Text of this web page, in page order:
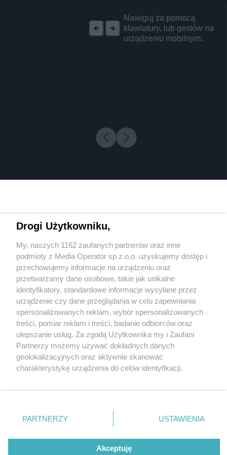
Nawiguj za pomocą
klawiatury, lub gestów na
urządzeniu mobilnym.
1 / 0
Wydawca mediów lokalnych
Nie zapomnij
zapoznać się z:
polityką prywatności
Twojemiasto
Piekary Śląskie
Chorzów
Tarnowskie Góry
Gliwice
Skontakuj sięz nami
Kontakt
Redakcja
Newsletter
Drogi Użytkowniku,
My, naszych 1162 zaufanych partnerów oraz inne
podmioty z Media Operator sp z.o.o. uzyskujemy dostęp i
przechowujemy informacje na urządzeniu oraz
przetwarzamy dane osobowe, takie jak unikalne
identyfikatory, standardowe informacje wysyłane przez
urządzenie czy dane przeglądania w celu zapewniania
spersonalizowanych reklam, wybór spersonalizowanych
treści, pomiar reklam i treści, badanie odbiorców oraz
ulepszanie usług. Za zgodą Użytkownika my i Zaufani
Partnerzy możemy używać dokładnych danych
geolokalizacyjnych oraz aktywnie skanować
charakterystykę urządzenia do celów identyfikacji.
zmienić/wycofać klikając przycisk ustawień prywatności
znajdujący się w lewym dolnym rogu strony
rodzaje przetwarzania danych nie wymagają zgody
użytkownika, ale masz prawo sprzeciwić się takiemu
PARTNERZY USTAWIENIA
Akceptuję